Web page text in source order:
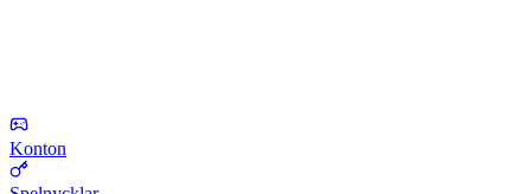
Konton